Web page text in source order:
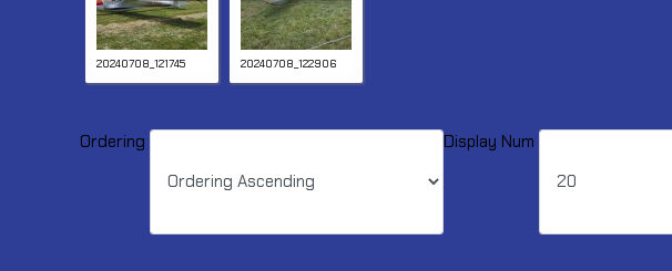
20240708_121745 20240708_122906
Ordering Display Num